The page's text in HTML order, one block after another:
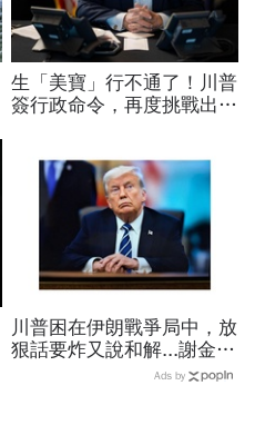
生「美寶」行不通了！川普
簽行政命令，再度挑戰出生
川普困在伊朗戰爭局中，放
狠話要炸又說和解...謝金河
揭伊朗權力結構：制度決定
Ads by